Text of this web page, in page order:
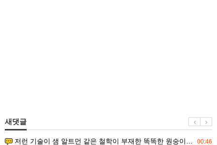
새댓글
00:46
저런 기술이 샘 알트먼 같은 철학이 부재한 똑똑한 원숭이에게 있다는게 문제.